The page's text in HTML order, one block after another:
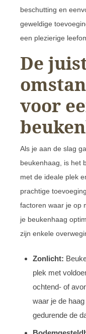
beschutting en
geweldige
een plezierige
De
voor
Als je aan de slag
beukenhaag, is het
met de ideale plek
prachtige
factoren waar je op
je beukenhaag
zijn enkele
Zonlicht:
plek met
ochtend- of
waar je de
gedurende de